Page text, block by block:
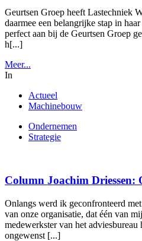
Geurtsen Groep heeft Lastechniek
daarmee een belangrijke stap in
perfect aan bij de Geurtsen Groep
h[...]
Meer...
In
Actueel
Machinebouw
Ondernemen
Strategie
Column Joachim Driessen:
Onlangs werd ik geconfronteerd
van onze organisatie, dat één van
medewerkster van het
ongewenst [...]